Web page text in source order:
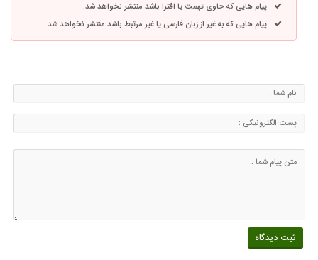
پیام هایی که حاوی تهمت یا افترا باشد منتشر نخواهد شد.
پیام هایی که به غیر از زبان فارسی یا غیر مرتبط باشد منتشر نخواهد شد.